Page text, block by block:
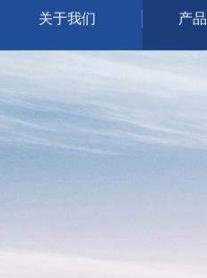
关于我们 产